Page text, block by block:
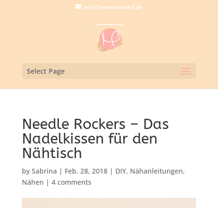
info@mamahoch2.de
Select Page
Needle Rockers – Das
Nadelkissen für den
Nähtisch
by Sabrina | Feb. 28, 2018| DIY, Nähanleitungen,
Nähen | 4 comments